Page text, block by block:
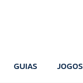
GUIAS JOGOS